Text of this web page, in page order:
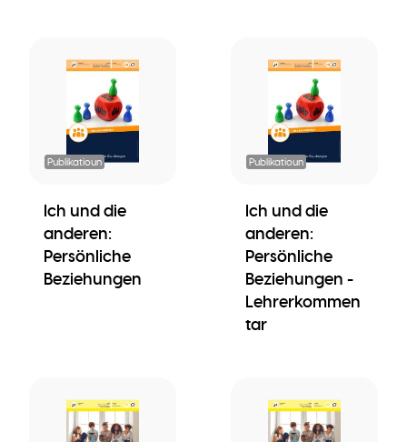
Publikatioun
Ich und die
anderen:
Persönliche
Beziehungen
Publikatioun
Ich und die
anderen:
Persönliche
Beziehungen -
Lehrerkommen
tar